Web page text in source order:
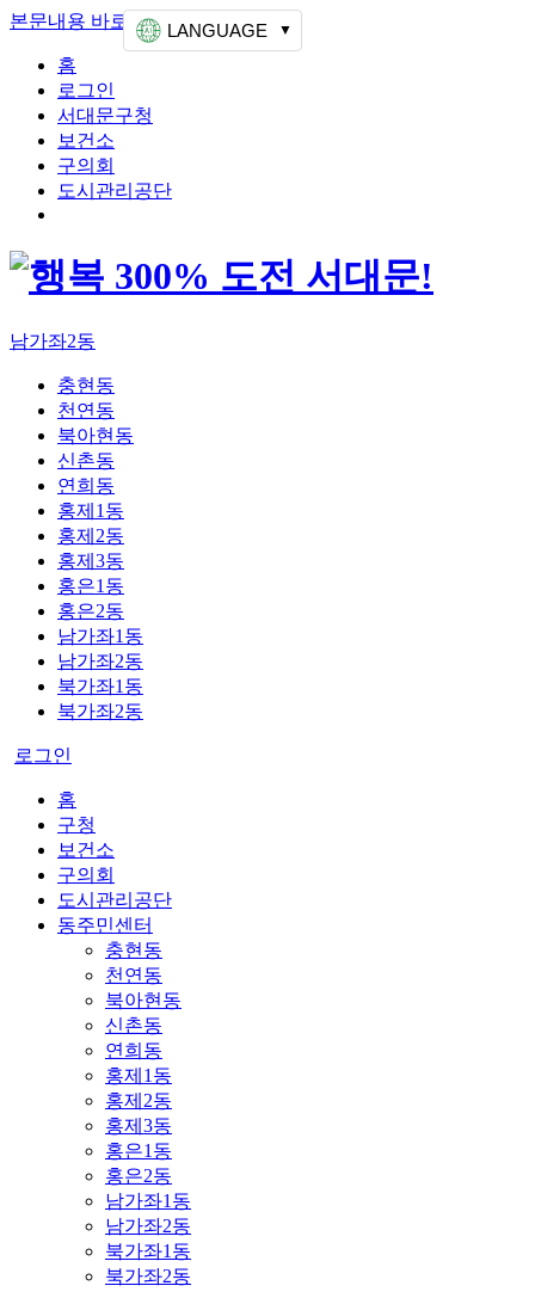
본문내용 바로가기 상단메뉴 가기
홈
로그인
서대문구청
보건소
구의회
도시관리공단
남가좌2동
충현동
천연동
북아현동
신촌동
연희동
홍제1동
홍제2동
홍제3동
홍은1동
홍은2동
남가좌1동
남가좌2동
북가좌1동
북가좌2동
로그인
LANGUAGE
홈
구청
보건소
구의회
도시관리공단
동주민센터
충현동
천연동
북아현동
신촌동
연희동
홍제1동
홍제2동
홍제3동
홍은1동
홍은2동
남가좌1동
남가좌2동
북가좌1동
북가좌2동